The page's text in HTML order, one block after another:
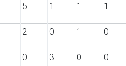
5 1 1 1
2 0 1 0
0 3 0 0